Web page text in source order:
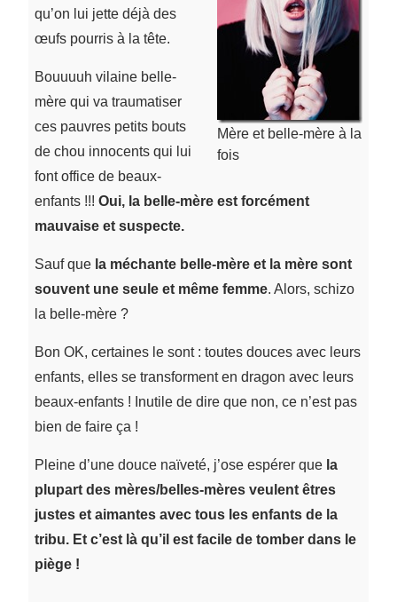
Mère et belle-mère à la
fois
qu’on lui jette déjà des
œufs pourris à la tête.
Bouuuuh vilaine belle-
mère qui va traumatiser
ces pauvres petits bouts
de chou innocents qui lui
font office de beaux-
enfants !!! Oui, la belle-mère est forcément
mauvaise et suspecte.
Sauf que la méchante belle-mère et la mère sont
souvent une seule et même femme. Alors, schizo
la belle-mère ?
Bon OK, certaines le sont : toutes douces avec leurs
enfants, elles se transforment en dragon avec leurs
beaux-enfants ! Inutile de dire que non, ce n’est pas
bien de faire ça !
Pleine d’une douce naïveté, j’ose espérer que la
plupart des mères/belles-mères veulent êtres
justes et aimantes avec tous les enfants de la
tribu. Et c’est là qu’il est facile de tomber dans le
piège !